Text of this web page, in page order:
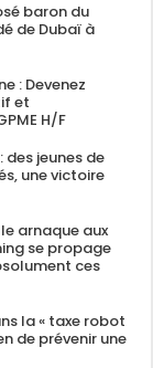
baron du
de Dubaï à
: Devenez
et
H/F
des jeunes de
une victoire
arnaque aux
se propage
ces
la « taxe robot
de prévenir une